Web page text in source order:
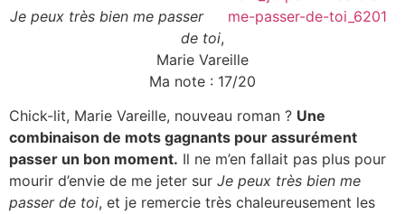
Je peux très bien me passer
de toi,
Marie Vareille
Ma note : 17/20
Chick-lit, Marie Vareille, nouveau roman ? Une
combinaison de mots gagnants pour assurément
passer un bon moment. Il ne m’en fallait pas plus pour
mourir d’envie de me jeter sur Je peux très bien me
passer de toi, et je remercie très chaleureusement les